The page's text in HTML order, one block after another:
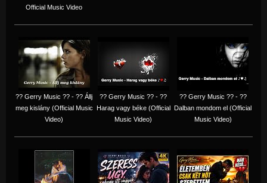
Official Music Video
?? Gerry Music ?? - ?? Állj
meg kislány (Official Music
Video)
?? Gerry Music ?? - ??
Harag vagy béke (Official
Music Video)
?? Gerry Music ?? - ??
Dalban mondom el (Official
Music Video)